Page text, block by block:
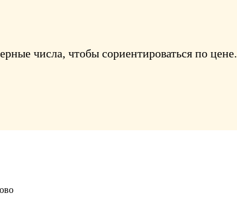
числа, чтобы сориентироваться по цене.